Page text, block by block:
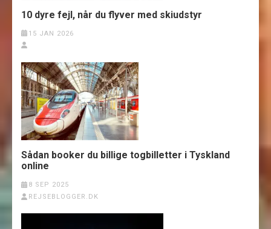
10 dyre fejl, når du flyver med skiudstyr
15 JAN 2026
Sådan booker du billige togbilletter i Tyskland
online
8 SEP 2025
REJSEBLOGGER.DK